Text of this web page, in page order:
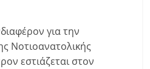
για την
Νοτιοανατολικής
εστιάζεται στον